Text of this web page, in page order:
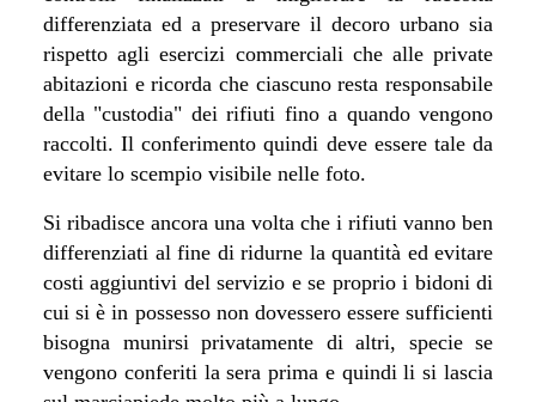
differenziata ed a preservare il decoro urbano sia
rispetto agli esercizi commerciali che alle private
abitazioni e ricorda che ciascuno resta responsabile
della "custodia" dei rifiuti fino a quando vengono
raccolti. Il conferimento quindi deve essere tale da
evitare lo scempio visibile nelle foto.
Si ribadisce ancora una volta che i rifiuti vanno ben
differenziati al fine di ridurne la quantità ed evitare
costi aggiuntivi del servizio e se proprio i bidoni di
cui si è in possesso non dovessero essere sufficienti
bisogna munirsi privatamente di altri, specie se
vengono conferiti la sera prima e quindi li si lascia